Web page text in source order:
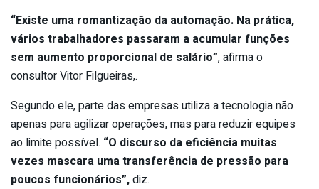
“Existe uma romantização da automação. Na prática,
vários trabalhadores passaram a acumular funções
sem aumento proporcional de salário”, afirma o
consultor Vitor Filgueiras,.
Segundo ele, parte das empresas utiliza a tecnologia não
apenas para agilizar operações, mas para reduzir equipes
ao limite possível. “O discurso da eficiência muitas
vezes mascara uma transferência de pressão para
poucos funcionários”,diz.